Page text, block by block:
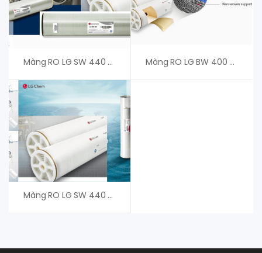
Màng RO LG SW 440 SR, Màng RO LG Chem Màng RO LG BW 400 R – Màng RO LG Chem NanoH2O
Màng RO LG SW 440 R G2- An Vi Group Cung Cấp